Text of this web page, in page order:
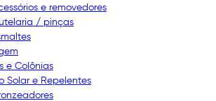
e removedores
/ pinças
e Colônias
Solar e Repelentes